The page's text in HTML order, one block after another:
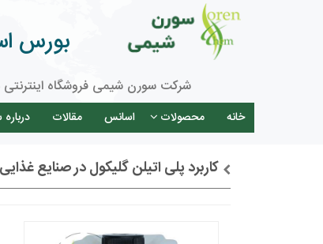
بورس
شرکت سورن شیمی فروشگاه اینترنتی
خانه محصولات اسانس مقالات
کاربرد پلی اتیلن گلیکول در صنایع غذایی